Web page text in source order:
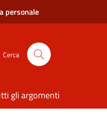
personale
Cerca
gli argomenti